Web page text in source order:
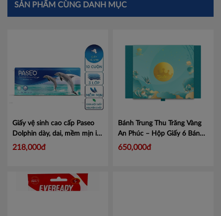
SẢN PHẨM CÙNG DANH MỤC
Giấy vệ sinh cao cấp Paseo
Dolphin dày, dai, mềm mịn in
hình cá heo 4 lớp 10
218,000đ
Bánh Trung Thu Trăng Vàng
An Phúc – Hộp Giấy 6 Bánh
x 80GMã AP
650,000đ